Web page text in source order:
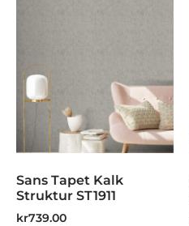
Sans Tapet Kalk
Struktur ST1911
kr739.00